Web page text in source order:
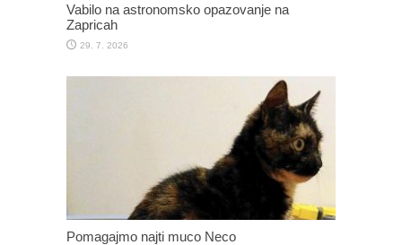
Vabilo na astronomsko opazovanje na
Zapricah
29. 7. 2026
Pomagajmo najti muco Neco